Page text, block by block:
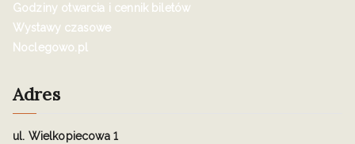
Godziny otwarcia i cennik biletów
Wystawy czasowe
Noclegowo.pl
Adres
ul. Wielkopiecowa 1